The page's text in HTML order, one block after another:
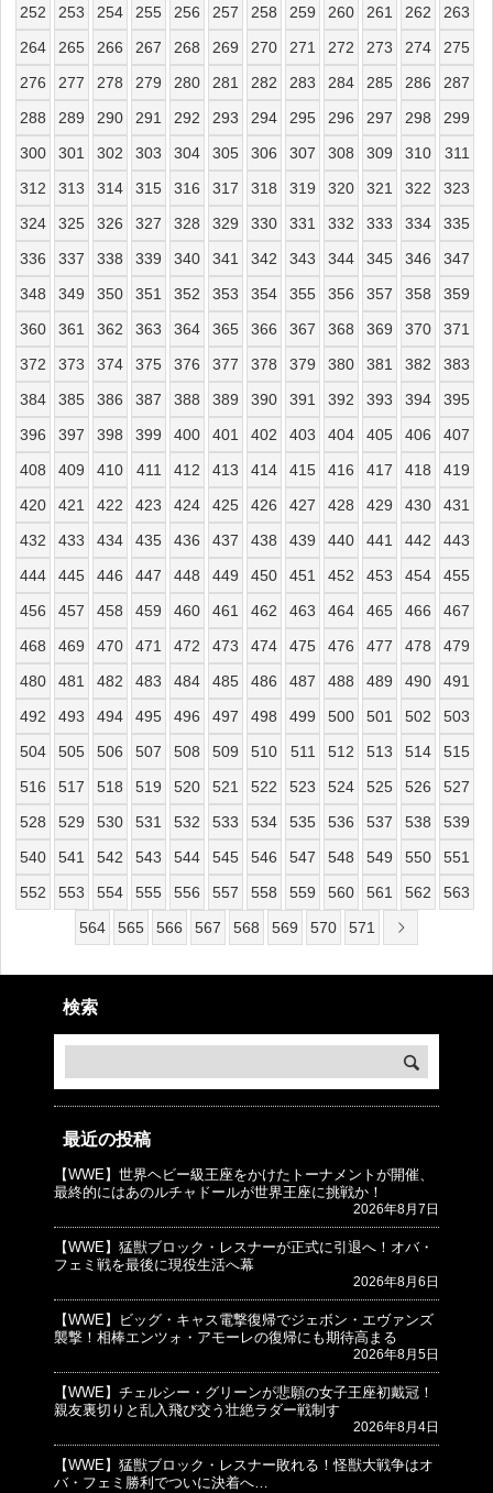
252
253 254 255 256 257 258 259 260 261 262
263
264
265 266 267 268 269 270 271 272 273 274
275
276
277 278 279 280 281 282 283 284 285 286
287
288
289 290 291 292 293 294 295 296 297 298
299
300
301 302 303 304 305 306 307 308 309 310
311
312
313 314 315 316 317 318 319 320 321 322
323
324
325 326 327 328 329 330 331 332 333 334
335
336
337 338 339 340 341 342 343 344 345 346
347
348
349 350 351 352 353 354 355 356 357 358
359
360
361 362 363 364 365 366 367 368 369 370
371
372
373 374 375 376 377 378 379 380 381 382
383
384
385 386 387 388 389 390 391 392 393 394
395
396
397 398 399 400 401 402 403 404 405 406
407
408
409 410 411 412 413 414 415 416 417 418
419
420
421 422 423 424 425 426 427 428 429 430
431
432
433 434 435 436 437 438 439 440 441 442
443
444
445 446 447 448 449 450 451 452 453 454
455
456
457 458 459 460 461 462 463 464 465 466
467
468
469 470 471 472 473 474 475 476 477 478
479
480
481 482 483 484 485 486 487 488 489 490
491
492
493 494 495 496 497 498 499 500 501 502
503
504
505 506 507 508 509 510 511 512 513 514
515
516
517 518 519 520 521 522 523 524 525 526
527
528
529 530 531 532 533 534 535 536 537 538
539
540
541 542 543 544 545 546 547 548 549 550
551
552
553 554 555 556 557 558 559 560 561 562
563
564
565 566 567 568 569 570 571
検索
最近の投稿
【WWE】世界ヘビー級王座をかけたトーナメントが開催、
最終的にはあのルチャドールが世界王座に挑戦か！
2026年8月7日
【WWE】猛獣ブロック・レスナーが正式に引退へ！オバ・
フェミ戦を最後に現役生活へ幕
2026年8月6日
【WWE】ビッグ・キャス電撃復帰でジェボン・エヴァンズ
襲撃！相棒エンツォ・アモーレの復帰にも期待高まる
2026年8月5日
【WWE】チェルシー・グリーンが悲願の女子王座初戴冠！
親友裏切りと乱入飛び交う壮絶ラダー戦制す
2026年8月4日
【WWE】猛獣ブロック・レスナー敗れる！怪獣大戦争はオ
バ・フェミ勝利でついに決着へ…
© プロレスJunkie ～WWEの最新情報 USA～